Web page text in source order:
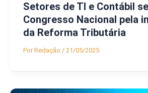
Setores de TI e Contábil
Congresso Nacional pela
da Reforma Tributária
PorRedação / 21/05/2025